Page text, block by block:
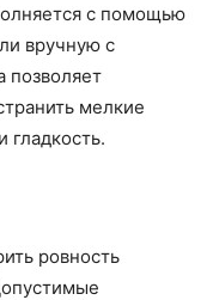
с помощью
вручную с
позволяет
мелкие
гладкость.
ровность